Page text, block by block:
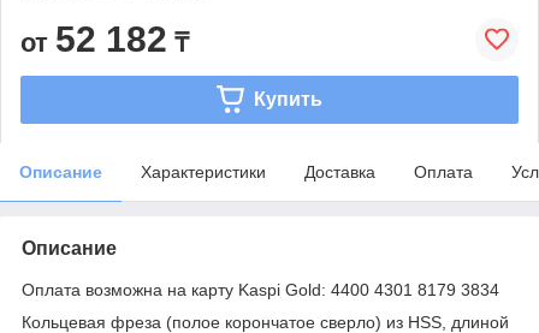
от 52 182 ₸
Купить
Описание Характеристики Доставка Оплата
Описание
Оплата возможна на карту Kaspi Gold: 4400 4301 8179 3834
Кольцевая фреза (полое корончатое сверло) из HSS, длиной